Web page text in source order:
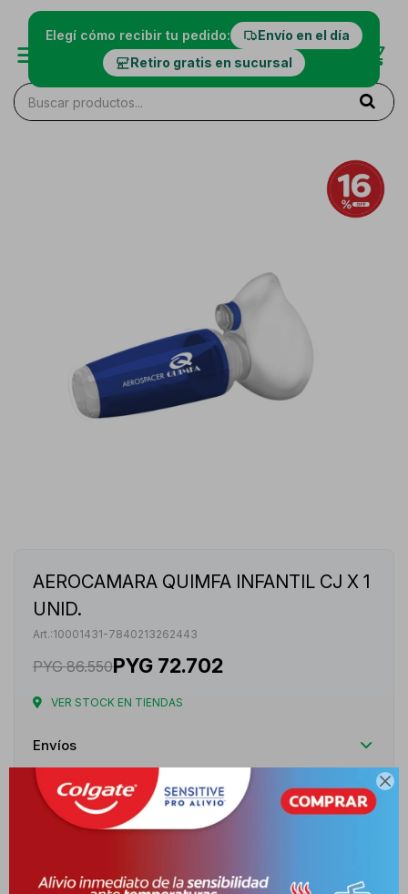

Elegí cómo recibir tu pedido:
Envío en el día
Retiro gratis en sucursal
AEROCAMARA QUIMFA INFANTIL CJ X 1
UNID.
10001431-7840213262443
PYG 86.550PYG 72.702
VER STOCK EN TIENDAS
Envíos
Cambios y Devoluciones
Características